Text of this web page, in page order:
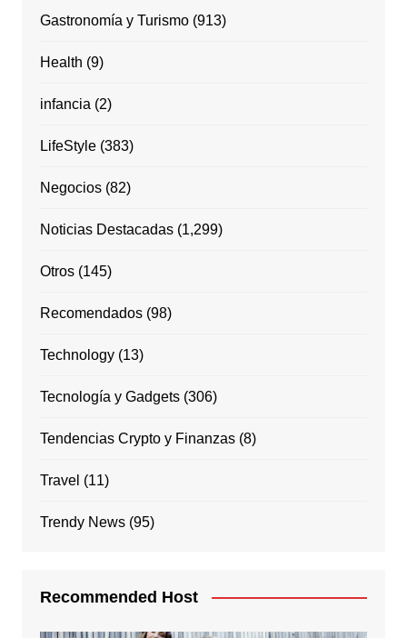
Gastronomía y Turismo(913)
Health (9)
infancia (2)
LifeStyle(383)
Negocios(82)
Noticias Destacadas(1,299)
Otros(145)
Recomendados(98)
Technology(13)
Tecnología y Gadgets(306)
Tendencias Crypto y Finanzas(8)
Travel (11)
Trendy News(95)
Recommended Host